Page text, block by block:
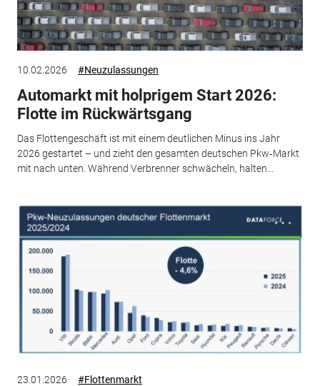
10.02.2026 #Neuzulassungen
Automarkt mit holprigem Start 2026:
Flotte im Rückwärtsgang
Das Flottengeschäft ist mit einem deutlichen Minus ins Jahr
2026 gestartet – und zieht den gesamten deutschen Pkw‑Markt
mit nach unten. Während Verbrenner schwächeln, halten...
23.01.2026 #Flottenmarkt